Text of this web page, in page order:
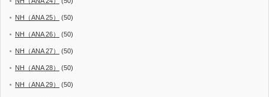
NH（ANA 25） (50)
NH（ANA 26） (50)
NH（ANA 27） (50)
NH（ANA 28） (50)
NH（ANA 29） (50)